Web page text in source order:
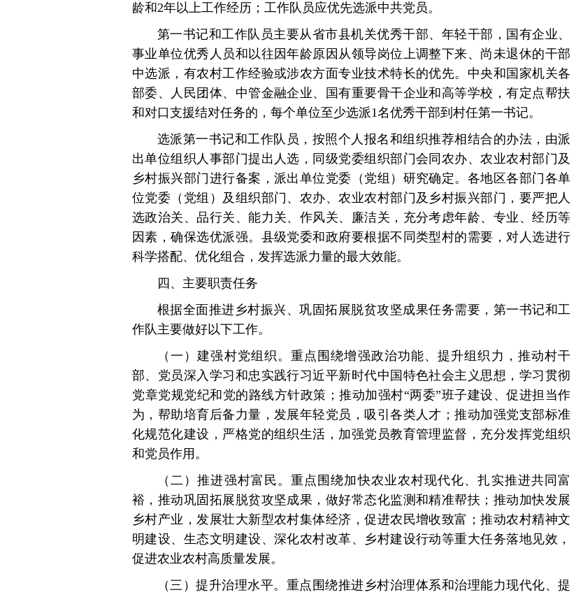
龄和2年以上工作经历；工作队员应优先选派中共党员。
第一书记和工作队员主要从省市县机关优秀干部、年轻干部，国有企业、
事业单位优秀人员和以往因年龄原因从领导岗位上调整下来、尚未退休的干部
中选派，有农村工作经验或涉农方面专业技术特长的优先。中央和国家机关各
部委、人民团体、中管金融企业、国有重要骨干企业和高等学校，有定点帮扶
和对口支援结对任务的，每个单位至少选派1名优秀干部到村任第一书记。
选派第一书记和工作队员，按照个人报名和组织推荐相结合的办法，由派
出单位组织人事部门提出人选，同级党委组织部门会同农办、农业农村部门及
乡村振兴部门进行备案，派出单位党委（党组）研究确定。各地区各部门各单
位党委（党组）及组织部门、农办、农业农村部门及乡村振兴部门，要严把人
选政治关、品行关、能力关、作风关、廉洁关，充分考虑年龄、专业、经历等
因素，确保选优派强。县级党委和政府要根据不同类型村的需要，对人选进行
科学搭配、优化组合，发挥选派力量的最大效能。
四、主要职责任务
根据全面推进乡村振兴、巩固拓展脱贫攻坚成果任务需要，第一书记和工
作队主要做好以下工作。
（一）建强村党组织。重点围绕增强政治功能、提升组织力，推动村干
部、党员深入学习和忠实践行习近平新时代中国特色社会主义思想，学习贯彻
党章党规党纪和党的路线方针政策；推动加强村“两委”班子建设、促进担当作
为，帮助培育后备力量，发展年轻党员，吸引各类人才；推动加强党支部标准
化规范化建设，严格党的组织生活，加强党员教育管理监督，充分发挥党组织
和党员作用。
（二）推进强村富民。重点围绕加快农业农村现代化、扎实推进共同富
裕，推动巩固拓展脱贫攻坚成果，做好常态化监测和精准帮扶；推动加快发展
乡村产业，发展壮大新型农村集体经济，促进农民增收致富；推动农村精神文
明建设、生态文明建设、深化农村改革、乡村建设行动等重大任务落地见效，
促进农业农村高质量发展。
（三）提升治理水平。重点围绕推进乡村治理体系和治理能力现代化、提